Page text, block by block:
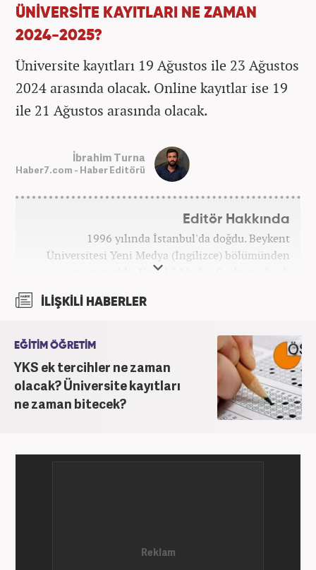
ÜNİVERSİTE KAYITLARI NE ZAMAN
2024-2025?
Üniversite kayıtları 19 Ağustos ile 23 Ağustos
2024 arasında olacak. Online kayıtlar ise 19
ile 21 Ağustos arasında olacak.
İbrahim Turna
Haber7.com - Haber Editörü
Editör Hakkında
1996 yılında İstanbul'da doğdu. Beykent
Üniversitesi Yeni Medya (İngilizce) bölümünden
mezun oldu. Kanal 7 Medya Grubu'na bağlı
İLİŞKİLİ HABERLER
EĞİTİM ÖĞRETİM
YKS ek tercihler ne zaman
olacak? Üniversite kayıtları
ne zaman bitecek?